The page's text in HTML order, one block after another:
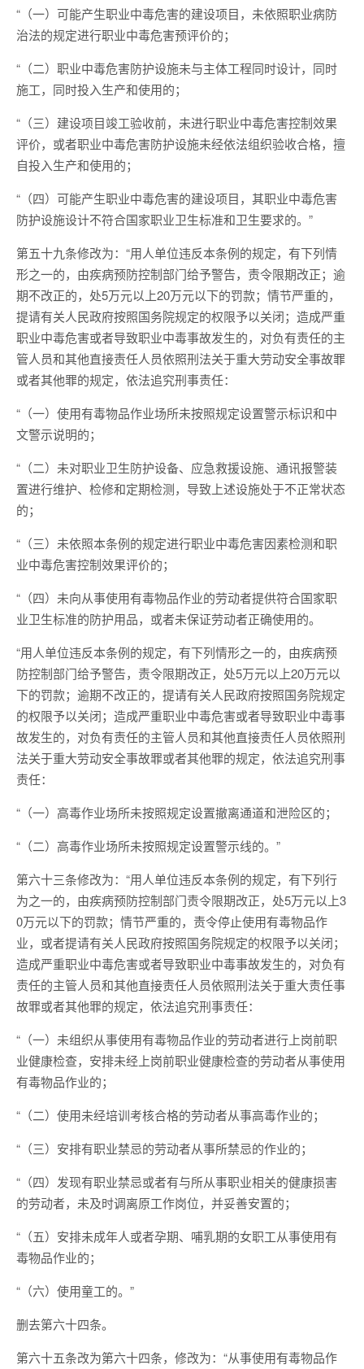
“（一）可能产生职业中毒危害的建设项目，未依照职业病防
治法的规定进行职业中毒危害预评价的；
“（二）职业中毒危害防护设施未与主体工程同时设计，同时
施工，同时投入生产和使用的；
“（三）建设项目竣工验收前，未进行职业中毒危害控制效果
评价，或者职业中毒危害防护设施未经依法组织验收合格，擅
自投入生产和使用的；
“（四）可能产生职业中毒危害的建设项目，其职业中毒危害
防护设施设计不符合国家职业卫生标准和卫生要求的。”
第五十九条修改为：“用人单位违反本条例的规定，有下列情
形之一的，由疾病预防控制部门给予警告，责令限期改正；逾
期不改正的，处5万元以上20万元以下的罚款；情节严重的，
提请有关人民政府按照国务院规定的权限予以关闭；造成严重
职业中毒危害或者导致职业中毒事故发生的，对负有责任的主
管人员和其他直接责任人员依照刑法关于重大劳动安全事故罪
或者其他罪的规定，依法追究刑事责任：
“（一）使用有毒物品作业场所未按照规定设置警示标识和中
文警示说明的；
“（二）未对职业卫生防护设备、应急救援设施、通讯报警装
置进行维护、检修和定期检测，导致上述设施处于不正常状态
的；
“（三）未依照本条例的规定进行职业中毒危害因素检测和职
业中毒危害控制效果评价的；
“（四）未向从事使用有毒物品作业的劳动者提供符合国家职
业卫生标准的防护用品，或者未保证劳动者正确使用的。
“用人单位违反本条例的规定，有下列情形之一的，由疾病预
防控制部门给予警告，责令限期改正，处5万元以上20万元以
下的罚款；逾期不改正的，提请有关人民政府按照国务院规定
的权限予以关闭；造成严重职业中毒危害或者导致职业中毒事
故发生的，对负有责任的主管人员和其他直接责任人员依照刑
法关于重大劳动安全事故罪或者其他罪的规定，依法追究刑事
责任：
“（一）高毒作业场所未按照规定设置撤离通道和泄险区的；
“（二）高毒作业场所未按照规定设置警示线的。”
第六十三条修改为：“用人单位违反本条例的规定，有下列行
为之一的，由疾病预防控制部门责令限期改正，处5万元以上3
0万元以下的罚款；情节严重的，责令停止使用有毒物品作
业，或者提请有关人民政府按照国务院规定的权限予以关闭；
造成严重职业中毒危害或者导致职业中毒事故发生的，对负有
责任的主管人员和其他直接责任人员依照刑法关于重大责任事
故罪或者其他罪的规定，依法追究刑事责任：
“（一）未组织从事使用有毒物品作业的劳动者进行上岗前职
业健康检查，安排未经上岗前职业健康检查的劳动者从事使用
有毒物品作业的；
“（二）使用未经培训考核合格的劳动者从事高毒作业的；
“（三）安排有职业禁忌的劳动者从事所禁忌的作业的；
“（四）发现有职业禁忌或者有与所从事职业相关的健康损害
的劳动者，未及时调离原工作岗位，并妥善安置的；
“（五）安排未成年人或者孕期、哺乳期的女职工从事使用有
毒物品作业的；
“（六）使用童工的。”
删去第六十四条。
第六十五条改为第六十四条，修改为：“从事使用有毒物品作